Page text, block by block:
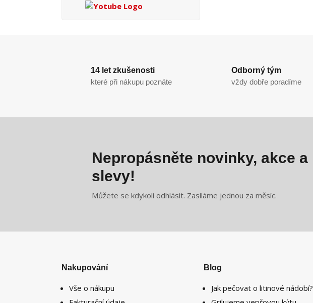
14 let zkušenosti
které při nákupu poznáte
Odborný tým
vždy dobře poradíme
Nepropásněte novinky, akce a
slevy!
Můžete se kdykoli odhlásit. Zasíláme jednou za měsíc.
Nakupování
Vše o nákupu
Blog
Jak pečovat o litinové nádobí?